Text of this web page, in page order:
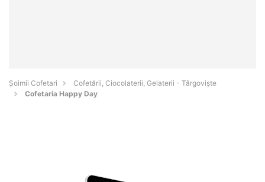
Șoimii Cofetari
Cofetării, Ciocolaterii, Gelaterii - Târgovişte
Cofetaria Happy Day